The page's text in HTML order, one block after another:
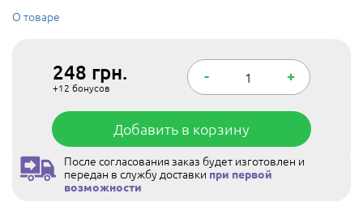
О товаре
248 грн.
+12 бонусов
- +
Добавить в корзину
После согласования заказ будет изготовлен и
передан в службу доставки при первой
возможности